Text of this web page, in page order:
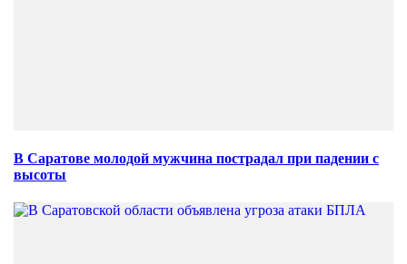
В Саратове молодой мужчина пострадал при падении с
высоты